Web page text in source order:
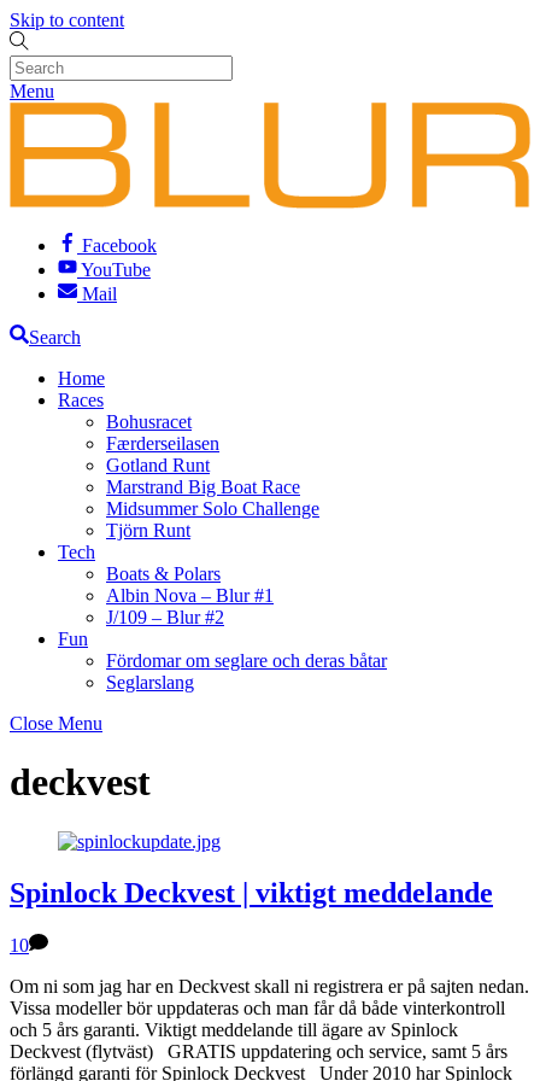
Skip to content
Menu
Facebook
YouTube
Mail
Search
Home
Races
Bohusracet
Færderseilasen
Gotland Runt
Marstrand Big Boat Race
Midsummer Solo Challenge
Tjörn Runt
Tech
Boats & Polars
Albin Nova – Blur #1
J/109 – Blur #2
Fun
Fördomar om seglare och deras båtar
Seglarslang
Close Menu
deckvest
Spinlock Deckvest | viktigt meddelande
10
Om ni som jag har en Deckvest skall ni registrera er på sajten nedan.
Vissa modeller bör uppdateras och man får då både vinterkontroll
och 5 års garanti. Viktigt meddelande till ägare av Spinlock
Deckvest (flytväst) GRATIS uppdatering och service, samt 5 års
förlängd garanti för Spinlock Deckvest Under 2010 har Spinlock